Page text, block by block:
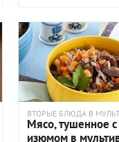
ВТОРЫЕ БЛЮДА В
Мясо, тушенное с
изюмом в